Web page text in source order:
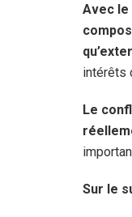
Avec
intérêts
Le
Sur le